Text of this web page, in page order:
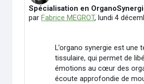
Spécialisation en
par Fabrice MEGROT, lundi 4
Nombre de réponses : 0
L’organo synergie est une
tissulaire, qui permet de
émotions au cœur des
écoute approfondie de